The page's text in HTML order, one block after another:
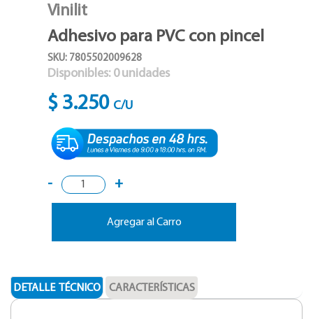
Vinilit
Adhesivo para PVC con pincel
SKU: 7805502009628
Disponibles: 0unidades
$ 3.250 C/U
- +
Agregar al Carro
DETALLE TÉCNICO CARACTERÍSTICAS